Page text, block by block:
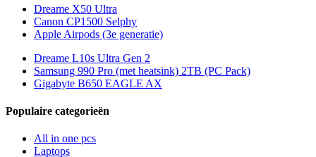
Dreame X50 Ultra
Canon CP1500 Selphy
Apple Airpods (3e generatie)
Dreame L10s Ultra Gen 2
Samsung 990 Pro (met heatsink) 2TB (PC Pack)
Gigabyte B650 EAGLE AX
Populaire categorieën
All in one pcs
Laptops